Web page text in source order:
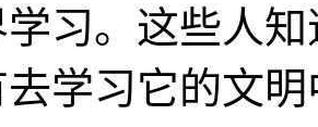
学习。这些人
学习它的文